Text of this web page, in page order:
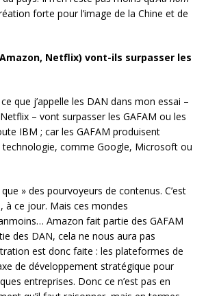
forte pour l’image de la Chine et de
Netflix) vont-ils surpasser les
que j’appelle les DAN dans mon essai –
– vont surpasser les GAFAM ou les
IBM ; car les GAFAM produisent
comme Google, Microsoft ou
» des pourvoyeurs de contenus. C’est
à ce jour. Mais ces mondes
Amazon fait partie des GAFAM
des DAN, cela ne nous aura pas
est donc faite : les plateformes de
de développement stratégique pour
entreprises. Donc ce n’est pas en